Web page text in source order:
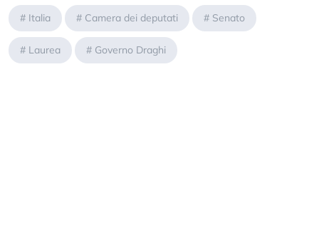
# Italia # Camera dei deputati # Senato
# Laurea # Governo Draghi